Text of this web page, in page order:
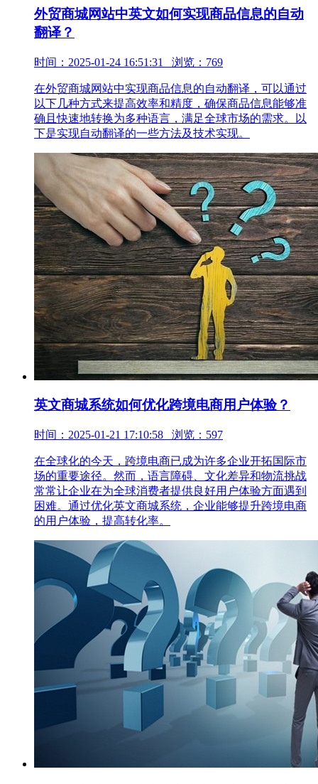
外贸商城网站中英文如何实现商品信息的自动
翻译？
时间：2025-01-24 16:51:31 浏览：769
在外贸商城网站中实现商品信息的自动翻译，可以通过
以下几种方式来提高效率和精度，确保商品信息能够准
确且快速地转换为多种语言，满足全球市场的需求。以
下是实现自动翻译的一些方法及技术实现。
英文商城系统如何优化跨境电商用户体验？
时间：2025-01-21 17:10:58 浏览：597
在全球化的今天，跨境电商已成为许多企业开拓国际市
场的重要途径。然而，语言障碍、文化差异和物流挑战
常常让企业在为全球消费者提供良好用户体验方面遇到
困难。通过优化英文商城系统，企业能够提升跨境电商
的用户体验，提高转化率。